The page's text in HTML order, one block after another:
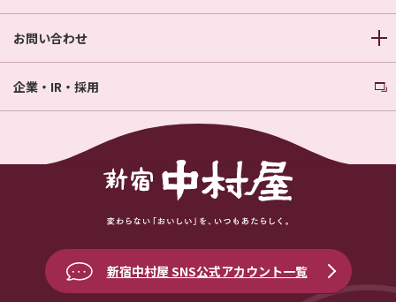
お問い合わせ
企業・IR・採用
新宿中村屋 SNS公式アカウント一覧